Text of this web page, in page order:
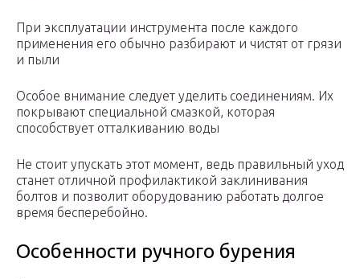
При эксплуатации инструмента после каждого
применения его обычно разбирают и чистят от грязи
и пыли
Особое внимание следует уделить соединениям. Их
покрывают специальной смазкой, которая
способствует отталкиванию воды
Не стоит упускать этот момент, ведь правильный уход
станет отличной профилактикой заклинивания
болтов и позволит оборудованию работать долгое
время бесперебойно.
Особенности ручного бурения